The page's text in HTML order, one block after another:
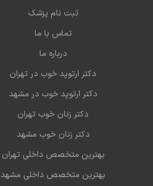
ثبت نام پزشک
تماس با ما
درباره ما
دکتر ارتوپد خوب در تهران
دکتر ارتوپد خوب در مشهد
دکتر زنان خوب تهران
دکتر زنان خوب مشهد
بهترین متخصص داخلی تهران
بهترین متخصص داخلی مشهد